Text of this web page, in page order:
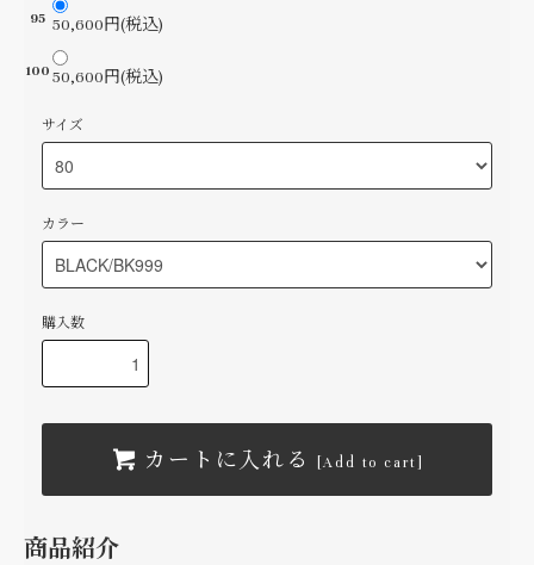
95 50,600円(税込)
100 50,600円(税込)
サイズ
カラー
購入数
カートに入れる [Add to cart]
商品紹介